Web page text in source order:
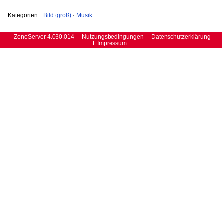
Kategorien: Bild (groß)· Musik
ZenoServer 4.030.014 Nutzungsbedingungen
Datenschutzerklärung
Impressum